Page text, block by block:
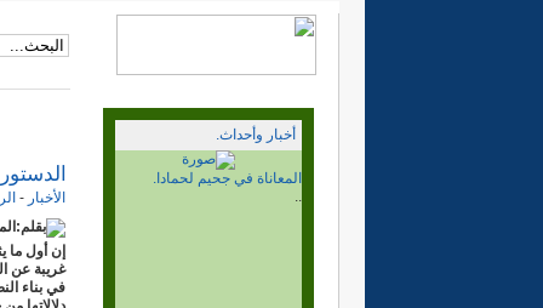
هل تحولت المخيمات مرتعا للعصابات. »
إلى اين نحن ذاهبون؟ بعد نصف قرن من المسيرة »السبت, 04 أكتوبر 2025 20:38
وأخيرا فهم الحمار، الجزائر والربوني يوافقون على الحكم
ابراهيم غالي وغباوة الوحدة الوطنية »الأحد, 06 أكتوبر 2024 22:32
ديميستورا في المخيمات والقضية تراوح مكانها. »
مهزلة وكذب القيادة الفاسدة »
الاثنين, 13 مايو 2024 18:04
الأربعاء, 10 مايو 2023 23:11
الخميس, 26 يناير 2023 18:01
أخبار وأحداث.
ماذا بعد قرار مجلس الامن.
..
الأخبار -
إن أول ما
غريبة عن
في بناء